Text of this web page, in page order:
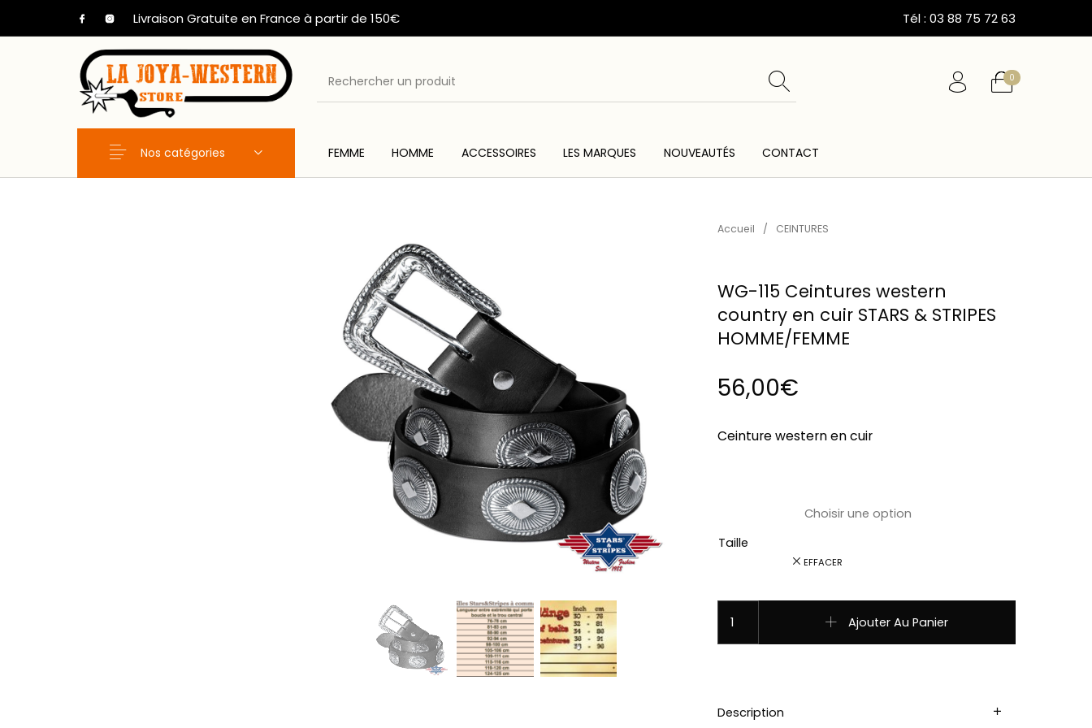
Livraison Gratuite en France à partir de 150€ Tél : 03 88 75 72 63
0
FEMME HOMME ACCESSOIRES LES MARQUES NOUVEAUTÉS CONTACT
Nos catégories
Accueil / CEINTURES
WG-115 Ceintures western
country en cuir STARS & STRIPES
HOMME/FEMME
56,00€
Ceinture western en cuir
Taille
EFFACER
Ajouter Au Panier
Description